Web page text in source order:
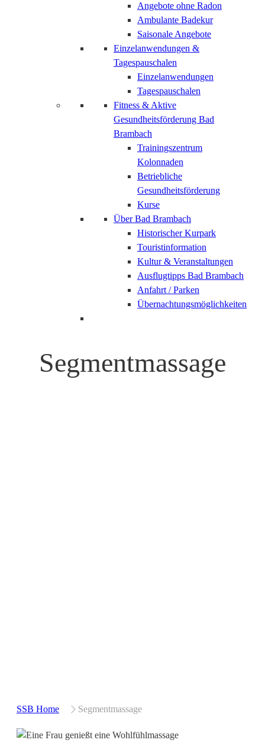
Angebote ohne Radon
Ambulante Badekur
Saisonale Angebote
Einzelanwendungen &
Tagespauschalen
Einzelanwendungen
Tagespauschalen
Fitness & Aktive
Gesundheitsförderung Bad
Brambach
Trainingszentrum
Kolonnaden
Betriebliche
Gesundheitsförderung
Kurse
Über Bad Brambach
Historischer Kurpark
Touristinformation
Kultur & Veranstaltungen
Ausflugtipps Bad Brambach
Anfahrt / Parken
Übernachtungsmöglichkeiten
Segmentmassage
SSB Home Segmentmassage